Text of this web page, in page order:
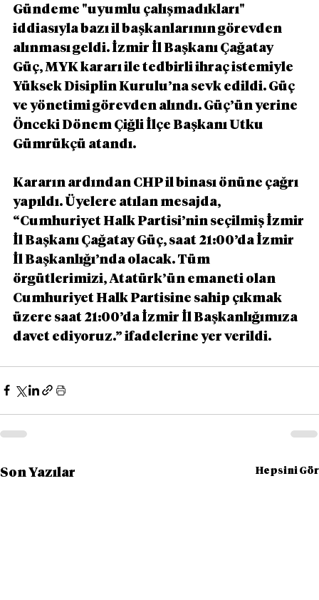
Gündeme "uyumlu çalışmadıkları"
iddiasıyla bazı il başkanlarının görevden
alınması geldi. İzmir İl Başkanı Çağatay
Güç, MYK kararı ile tedbirli ihraç istemiyle
Yüksek Disiplin Kurulu’na sevk edildi. Güç
ve yönetimi görevden alındı. Güç’ün yerine
Önceki Dönem Çiğli İlçe Başkanı Utku
Gümrükçü atandı.
Kararın ardından CHP il binası önüne çağrı
yapıldı. Üyelere atılan mesajda,
“Cumhuriyet Halk Partisi’nin seçilmiş İzmir
İl Başkanı Çağatay Güç, saat 21:00’da İzmir
İl Başkanlığı’nda olacak. Tüm
örgütlerimizi, Atatürk’ün emaneti olan
Cumhuriyet Halk Partisine sahip çıkmak
üzere saat 21:00’da İzmir İl Başkanlığımıza
davet ediyoruz.” ifadelerine yer verildi.
Son Yazılar Hepsini Gör